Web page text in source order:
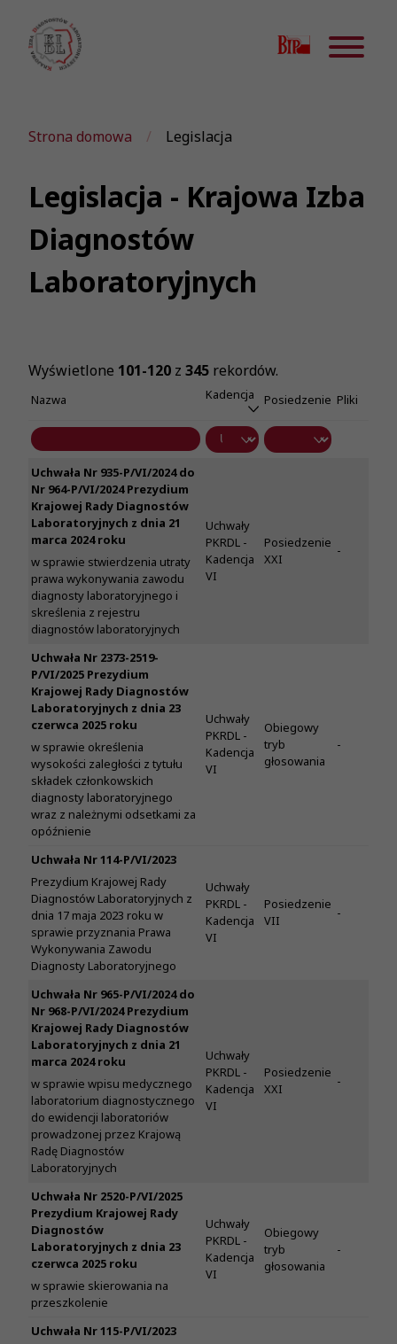
Strona domowa Legislacja
Legislacja - Krajowa Izba
Diagnostów
Laboratoryjnych
Wyświetlone 101-120 z 345 rekordów.
Nazwa Kadencja Posiedzenie Pliki
Uchwała Nr 935-P/VI/2024 do
Nr 964-P/VI/2024 Prezydium
Krajowej Rady Diagnostów
Laboratoryjnych z dnia 21
marca 2024 roku
w sprawie stwierdzenia utraty
prawa wykonywania zawodu
diagnosty laboratoryjnego i
skreślenia z rejestru
diagnostów laboratoryjnych
Uchwały
PKRDL -
Kadencja
VI
Posiedzenie
XXI
-
Uchwała Nr 2373-2519-
P/VI/2025 Prezydium
Krajowej Rady Diagnostów
Laboratoryjnych z dnia 23
czerwca 2025 roku
w sprawie określenia
wysokości zaległości z tytułu
składek członkowskich
diagnosty laboratoryjnego
wraz z należnymi odsetkami za
opóźnienie
Uchwały
PKRDL -
Kadencja
VI
Obiegowy
tryb
głosowania
-
Uchwała Nr 114-P/VI/2023
Prezydium Krajowej Rady
Diagnostów Laboratoryjnych z
dnia 17 maja 2023 roku w
sprawie przyznania Prawa
Wykonywania Zawodu
Diagnosty Laboratoryjnego
Uchwały
PKRDL -
Kadencja
VI
Posiedzenie
VII
-
Uchwała Nr 965-P/VI/2024 do
Nr 968-P/VI/2024 Prezydium
Krajowej Rady Diagnostów
Laboratoryjnych z dnia 21
marca 2024 roku
w sprawie wpisu medycznego
laboratorium diagnostycznego
do ewidencji laboratoriów
prowadzonej przez Krajową
Radę Diagnostów
Laboratoryjnych
Uchwały
PKRDL -
Kadencja
VI
Posiedzenie
XXI
-
Uchwała Nr 2520-P/VI/2025
Prezydium Krajowej Rady
Diagnostów
Laboratoryjnych z dnia 23
czerwca 2025 roku
w sprawie skierowania na
przeszkolenie
Uchwały
PKRDL -
Kadencja
VI
Obiegowy
tryb
głosowania
-
Uchwała Nr 115-P/VI/2023